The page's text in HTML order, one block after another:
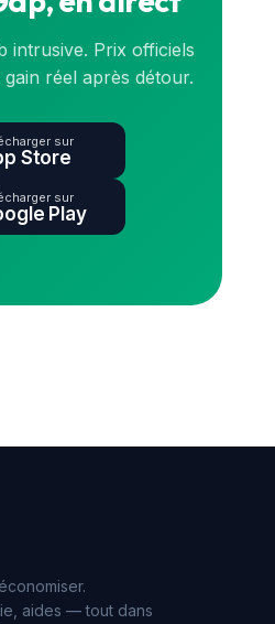
intrusive. Prix officiels
réel après détour.
sur
Store
sur
Play
aides — tout dans